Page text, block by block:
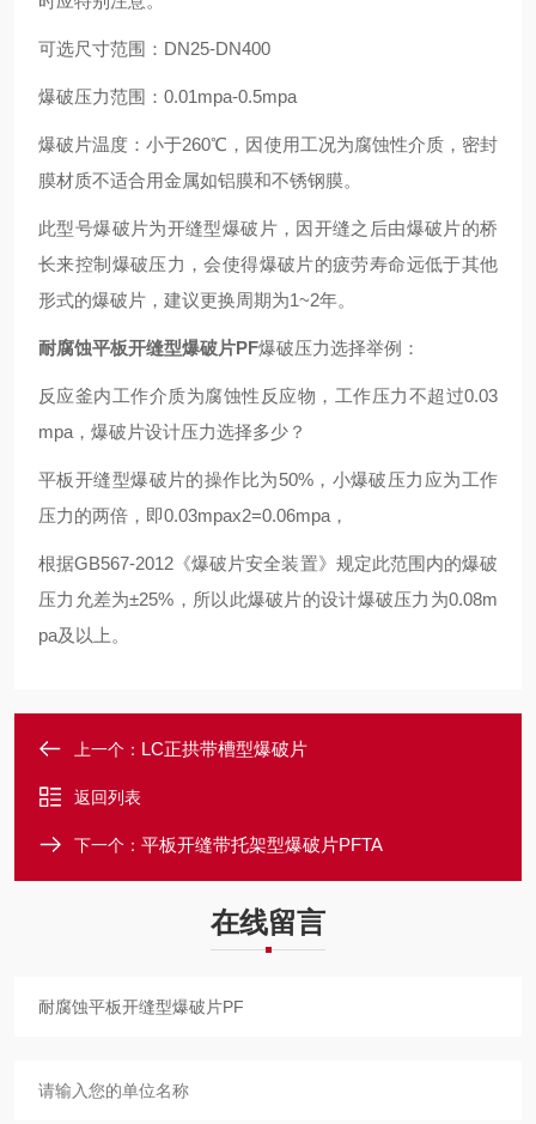
可选尺寸范围：DN25-DN400
爆破压力范围：0.01mpa-0.5mpa
爆破片温度：小于260℃，因使用工况为腐蚀性介质，密封
膜材质不适合用金属如铝膜和不锈钢膜。
此型号爆破片为开缝型爆破片，因开缝之后由爆破片的桥
长来控制爆破压力，会使得爆破片的疲劳寿命远低于其他
形式的爆破片，建议更换周期为1~2年。
耐腐蚀平板开缝型爆破片PF爆破压力选择举例：
反应釜内工作介质为腐蚀性反应物，工作压力不超过0.03
mpa，爆破片设计压力选择多少？
平板开缝型爆破片的操作比为50%，小爆破压力应为工作
压力的两倍，即0.03mpax2=0.06mpa，
根据GB567-2012《爆破片安全装置》规定此范围内的爆破
压力允差为±25%，所以此爆破片的设计爆破压力为0.08m
pa及以上。
上一个： LC正拱带槽型爆破片
返回列表
下一个： 平板开缝带托架型爆破片PFTA
在线留言